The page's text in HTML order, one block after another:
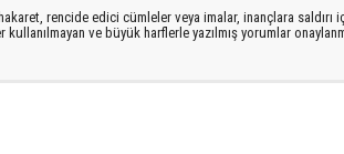
rencide edici cümleler veya imalar, inançlara saldırı
kullanılmayan ve büyük harflerle yazılmış yorumlar